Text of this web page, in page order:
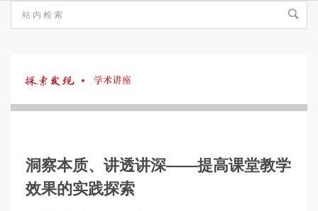
探
发
洞察本质、讲透讲深——提高课堂教学
效果的实践探索